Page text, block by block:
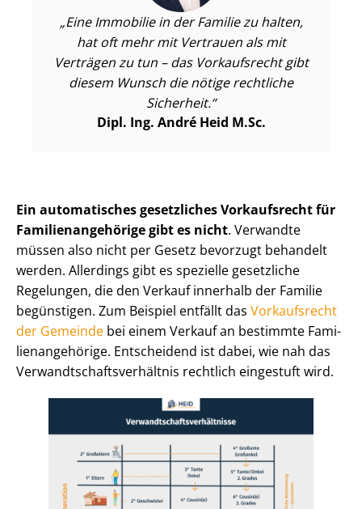
Eine Immobilie in der Familie zu halten,
hat oft mehr mit Vertrauen als mit
Verträgen zu tun – das Vorkaufsrecht gibt
diesem Wunsch die nötige rechtliche
Sicherheit.
Dipl. Ing. André Heid M.Sc.
Ein automatisches gesetzliches Vorkaufsrecht für
Fa­mi­li­en­an­ge­hö­ri­ge gibt es nicht. Verwandte
müssen also nicht per Gesetz bevorzugt behandelt
werden. Allerdings gibt es spezielle gesetzliche
Regelungen, die den Verkauf innerhalb der Familie
begünstigen. Zum Beispiel entfällt das Vorkaufsrecht
der Gemeinde bei einem Verkauf an bestimmte Fa­mi­
li­en­an­ge­hö­ri­ge. Entscheidend ist dabei, wie nah das
Ver­wandt­schafts­ver­hält­nis rechtlich eingestuft wird.